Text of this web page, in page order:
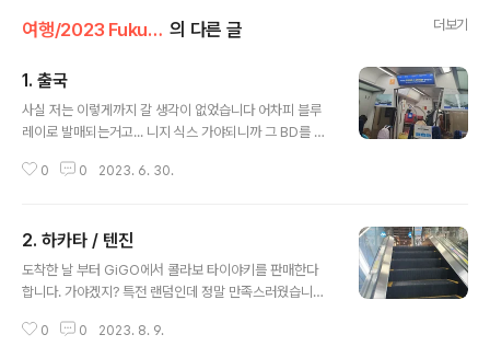
여행/2023 Fukuoka 의 다른 글 더보기
1. 출국
사실 저는 이렇게까지 갈 생각이 없었습니다 어차피 블루
레이로 발매되는거고... 니지 식스 가야되니까 그 BD를 사
가보나 싶어서 약간 충동적으로... 비행기 티켓을 구매했습
바보같이 국민 할인되는거 늦게 알아서 정가주고 탐 FSC
이용이 진짜 15년만입니다 솔직히 저는 비행기라고 하는
것은 목적지까지만 잘 데려다 주면 된다고 생각해요 그런
다 다음날에 일정이 있어서 아침 일찍 귀국해야 하기도 했
0 0 2023. 6. 30.
2. 하카타 / 텐진
도착한 날 부터 GiGO에서 콜라보 타이야키를 판매한다
합니다. 가야겠지? 특전 랜덤인데 정말 만족스러웠습니다
단 호텔 체크인 하고요 길에서 서서 먹기에 2개는 너무 많
0 0 2023. 8. 9.